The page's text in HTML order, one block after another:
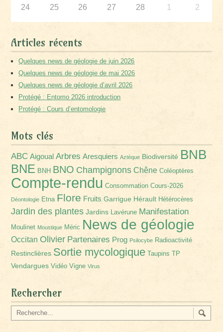
24 25 26 27 28 1 2
Articles récents
Quelques news de géologie de juin 2026
Quelques news de géologie de mai 2026
Quelques news de géologie d’avril 2026
Protégé : Entomo 2026 introduction
Protégé : Cours d’entomologie
Mots clés
ABC Aigoual Arbres Aresquiers Aztèque Biodiversité BNB
BNE BNH BNO Champignons Chêne Coléoptères
Compte-rendu Consommation Cours-2026
Déontologie Etna Flore Fruits Garrigue Hérault Hétérocères
Jardin des plantes Jardins Lavérune Manifestation
Moulinet Moustique Méric News de géologie
Occitan Olivier Partenaires Prog Psilocybe Radioactivité
Restinclières Sortie mycologique Taupins TP
Vendargues Vidéo Vigne Virus
Rechercher